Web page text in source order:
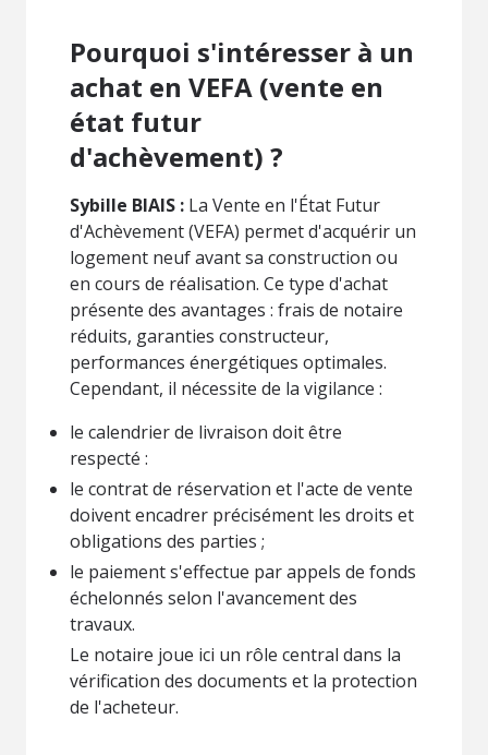
Pourquoi s'intéresser à un
achat en VEFA (vente en
état futur
d'achèvement) ?
Sybille BIAIS : La Vente en l'État Futur
d'Achèvement (VEFA) permet d'acquérir un
logement neuf avant sa construction ou
en cours de réalisation. Ce type d'achat
présente des avantages : frais de notaire
réduits, garanties constructeur,
performances énergétiques optimales.
Cependant, il nécessite de la vigilance :
le calendrier de livraison doit être
respecté :
le contrat de réservation et l'acte de vente
doivent encadrer précisément les droits et
obligations des parties ;
le paiement s'effectue par appels de fonds
échelonnés selon l'avancement des
travaux.
Le notaire joue ici un rôle central dans la
vérification des documents et la protection
de l'acheteur.